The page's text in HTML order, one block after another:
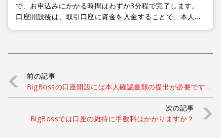
で、お申込みにかかる時間はわずか3分程で完了します。
口座開設後は、取引口座に資金を入金することで、本人確
前の記事
BigBossの口座開設には本人確認書類の提出が必要です
か？
次の記事
BigBossでは口座の維持に手数料はかかりますか？